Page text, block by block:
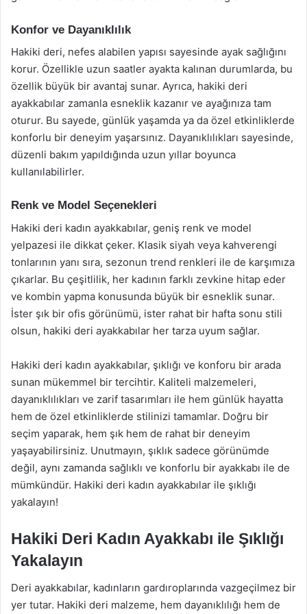
Konfor ve Dayanıklılık
Hakiki deri, nefes alabilen yapısı sayesinde ayak sağlığını
korur. Özellikle uzun saatler ayakta kalınan durumlarda, bu
özellik büyük bir avantaj sunar. Ayrıca, hakiki deri
ayakkabılar zamanla esneklik kazanır ve ayağınıza tam
oturur. Bu sayede, günlük yaşamda ya da özel etkinliklerde
konforlu bir deneyim yaşarsınız. Dayanıklılıkları sayesinde,
düzenli bakım yapıldığında uzun yıllar boyunca
kullanılabilirler.
Renk ve Model Seçenekleri
Hakiki deri kadın ayakkabılar, geniş renk ve model
yelpazesi ile dikkat çeker. Klasik siyah veya kahverengi
tonlarının yanı sıra, sezonun trend renkleri ile de karşımıza
çıkarlar. Bu çeşitlilik, her kadının farklı zevkine hitap eder
ve kombin yapma konusunda büyük bir esneklik sunar.
İster şık bir ofis görünümü, ister rahat bir hafta sonu stili
olsun, hakiki deri ayakkabılar her tarza uyum sağlar.
Hakiki deri kadın ayakkabılar, şıklığı ve konforu bir arada
sunan mükemmel bir tercihtir. Kaliteli malzemeleri,
dayanıklılıkları ve zarif tasarımları ile hem günlük hayatta
hem de özel etkinliklerde stilinizi tamamlar. Doğru bir
seçim yaparak, hem şık hem de rahat bir deneyim
yaşayabilirsiniz. Unutmayın, şıklık sadece görünümde
değil, aynı zamanda sağlıklı ve konforlu bir ayakkabı ile de
mümkündür. Hakiki deri kadın ayakkabılar ile şıklığı
yakalayın!
Hakiki Deri Kadın Ayakkabı ile Şıklığı
Yakalayın
Deri ayakkabılar, kadınların gardıroplarında vazgeçilmez bir
yer tutar. Hakiki deri malzeme, hem dayanıklılığı hem de